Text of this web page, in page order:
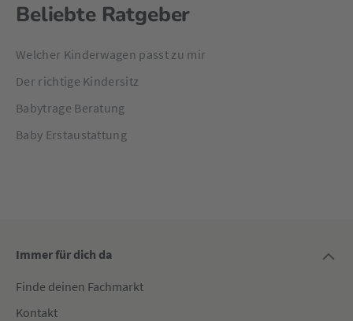
Beliebte Ratgeber
Welcher Kinderwagen passt zu mir
Der richtige Kindersitz
Babytrage Beratung
Baby Erstaustattung
Immer für dich da
Finde deinen Fachmarkt
Kontakt